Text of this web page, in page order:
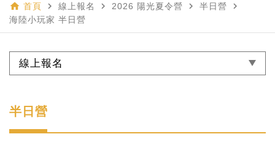
home 首頁 navigate_next 線上報名 navigate_next 2026 陽光夏令營 navigate_next 半日營 navigate_next
海陸小玩家 半日營
線上報名
半日營